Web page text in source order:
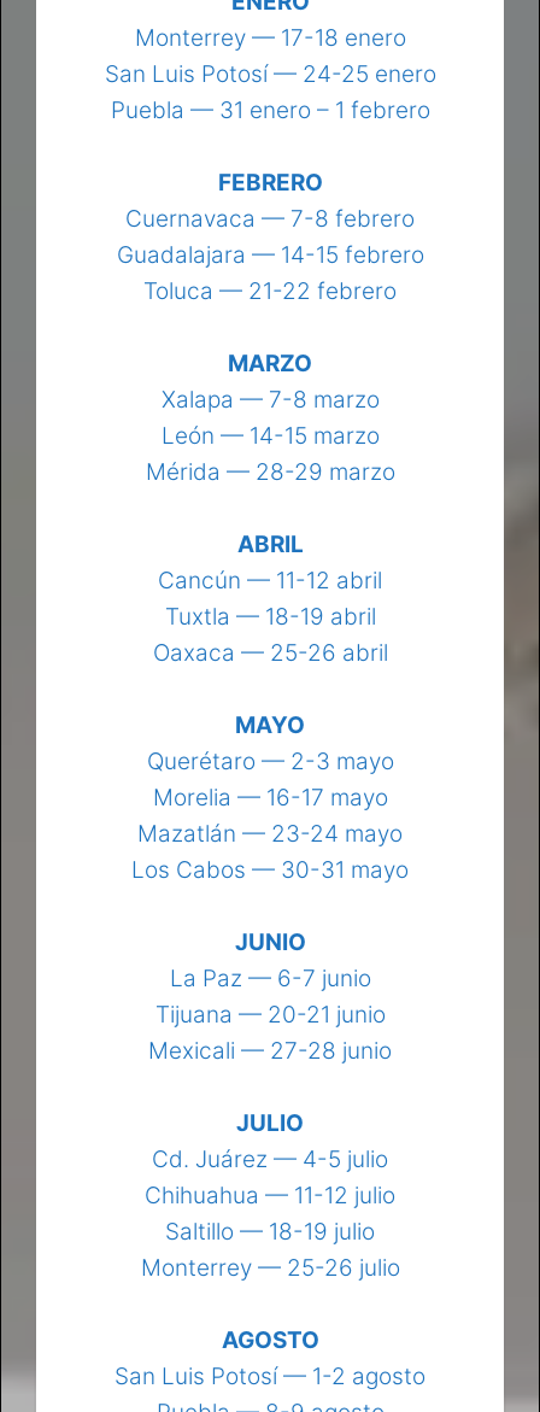
Monterrey — 17-18 enero
San Luis Potosí — 24-25 enero
Puebla — 31 enero – 1 febrero
FEBRERO
Cuernavaca — 7-8 febrero
Guadalajara — 14-15 febrero
Toluca — 21-22 febrero
MARZO
Xalapa — 7-8 marzo
León — 14-15 marzo
Mérida — 28-29 marzo
ABRIL
Cancún — 11-12 abril
Tuxtla — 18-19 abril
Oaxaca — 25-26 abril
MAYO
Querétaro — 2-3 mayo
Morelia — 16-17 mayo
Mazatlán — 23-24 mayo
Los Cabos — 30-31 mayo
JUNIO
La Paz — 6-7 junio
Tijuana — 20-21 junio
Mexicali — 27-28 junio
JULIO
Cd. Juárez — 4-5 julio
Chihuahua — 11-12 julio
Saltillo — 18-19 julio
Monterrey — 25-26 julio
AGOSTO
San Luis Potosí — 1-2 agosto